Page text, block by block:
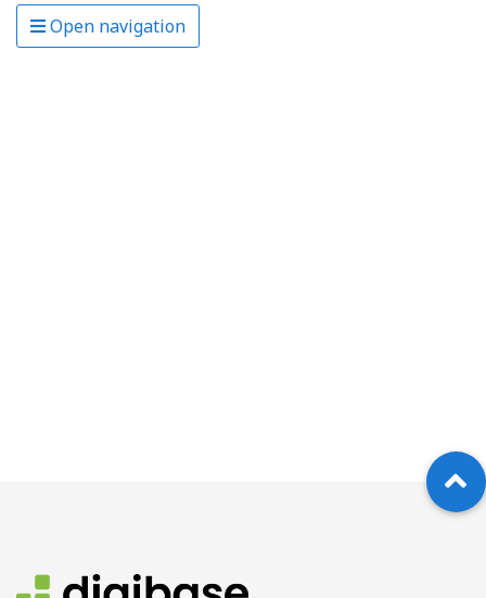
Open navigation